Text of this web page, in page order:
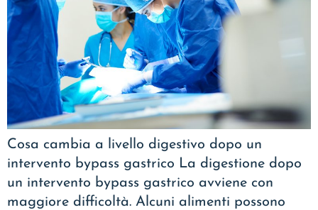
Cosa cambia a livello digestivo dopo un
intervento bypass gastrico La digestione dopo
un intervento bypass gastrico avviene con
maggiore difficoltà. Alcuni alimenti possono